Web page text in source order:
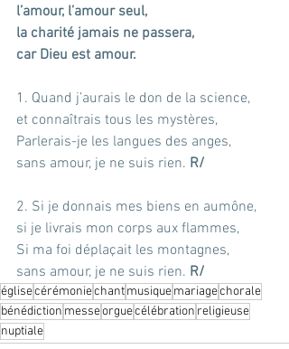
l’amour, l’amour seul,
la charité jamais ne passera,
car Dieu est amour.
1. Quand j’aurais le don de la science,
et connaîtrais tous les mystères,
Parlerais-je les langues des anges,
sans amour, je ne suis rien. R/
2. Si je donnais mes biens en aumône,
si je livrais mon corps aux flammes,
Si ma foi déplaçait les montagnes,
sans amour, je ne suis rien. R/
églisecérémoniechantmusiquemariagechorale
bénédiction messeorguecélébration religieuse
nuptiale